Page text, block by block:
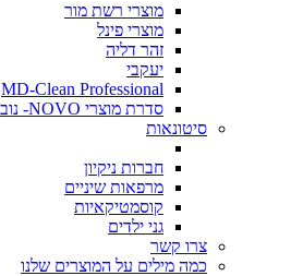
מוצרי רשת מור
מוצרי פינל
זהר דליה
יעקבי
MD-Clean Professional
סדרת מוצרי NOVO- נובו- ללא פרבנים
סיטונאות
חברות ניקיון
מרפאות שיניים
קוסמטיקאיות
גני ילדים
צרו קשר
כמה מילים על המוצרים שלנו